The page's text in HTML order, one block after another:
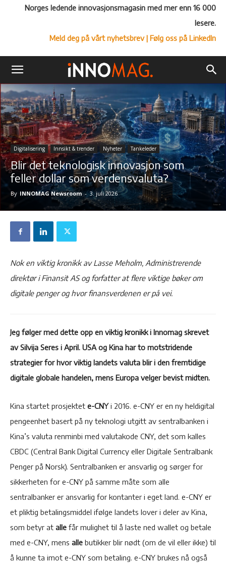
Norges ledende innovasjonsmagasin med mer enn 16 000
lesere.
Meld deg på vårt nyhetsbrev| Følg oss på LinkedIn
Digitalisering Innsikt & trender Nyheter Tankeleder
Blir det teknologisk innovasjon som
feller dollar som verdensvaluta?
By INNOMAG Newsroom - 3. juli 2026
Nok en viktig kronikk av Lasse Meholm, Administrerende
direktør i Finansit AS og forfatter at flere viktige bøker om
digitale penger og hvor finansverdenen er på vei.
Jeg følger med dette opp en viktig kronikk i Innomag skrevet
av Silvija Seres i April. USA og Kina har to motstridende
strategier for hvor viktig landets valuta blir i den fremtidige
digitale globale handelen, mens Europa velger bevist midten.
Kina startet prosjektet e-CNYi 2016. e-CNY er en ny heldigital
pengeenhet basert på ny teknologi utgitt av sentralbanken i
Kina’s valuta renminbi med valutakode CNY, det som kalles
CBDC (Central Bank Digital Currency eller Digitale Sentralbank
Penger på Norsk). Sentralbanken er ansvarlig og sørger for
sikkerheten for e-CNY på samme måte som alle
sentralbanker er ansvarlig for kontanter i eget land. e-CNY er
et pliktig betalingsmiddel ifølge landets lover i deler av Kina,
som betyr at alle får mulighet til å laste ned wallet og betale
med e-CNY, mens alle butikker blir nødt (om de vil eller ikke) til
å kunne ta imot e-CNY som betaling. e-CNY brukes nå også